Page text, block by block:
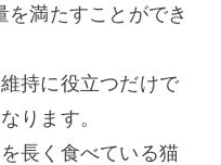
満たすことができ
持に役立つだけで
ります。
長く食べている猫